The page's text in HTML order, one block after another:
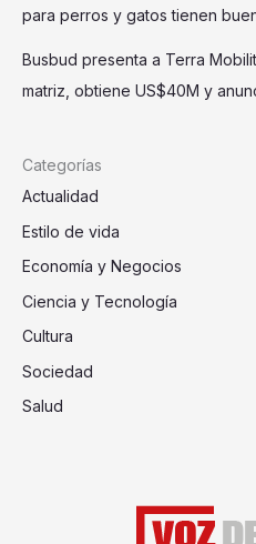
para perros y gatos tienen
Busbud presenta a Terra
matriz, obtiene US$40M y
Categorías
Actualidad
Estilo de vida
Economía y Negocios
Ciencia y Tecnología
Cultura
Sociedad
Salud